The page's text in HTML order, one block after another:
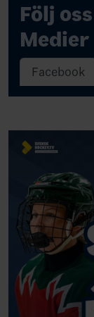
Följ
Medier
Facebook